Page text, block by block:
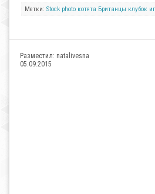
Метки: Stock photo котята Британцы клубок
Разместил: natalivesna
05.09.2015